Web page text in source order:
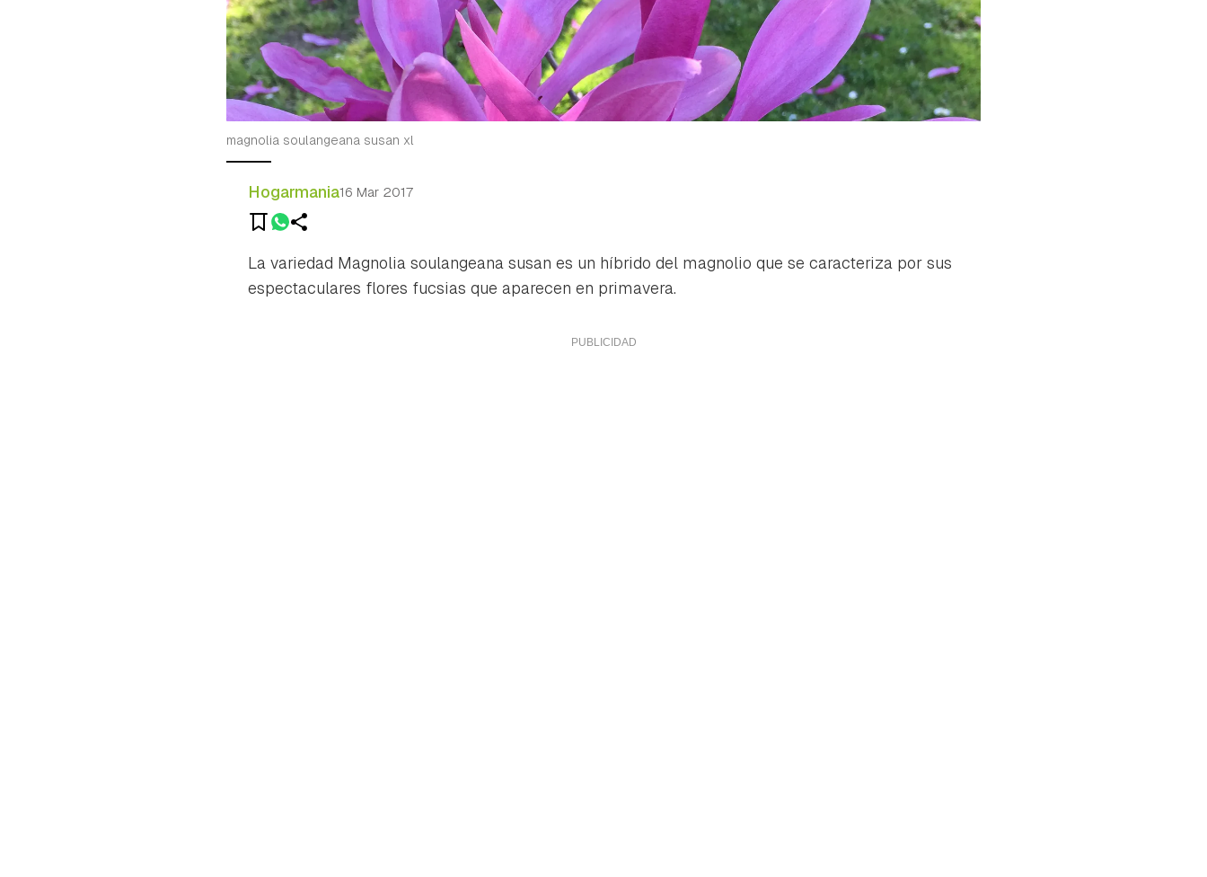
magnolia soulangeana susan xl
Hogarmania16 Mar 2017
La variedad Magnolia soulangeana susan es un híbrido del magnolio que se caracteriza por sus
espectaculares flores fucsias que aparecen en primavera.